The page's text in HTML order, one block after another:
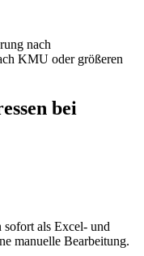
nach
KMU oder größeren
bei
sofort als Excel- und
manuelle Bearbeitung.